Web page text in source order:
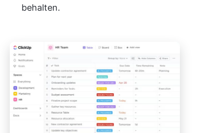
behalten.